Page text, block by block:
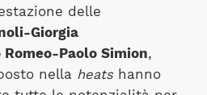
delle
Giorgia
Romeo-Paolo Simion,
nella heatshanno